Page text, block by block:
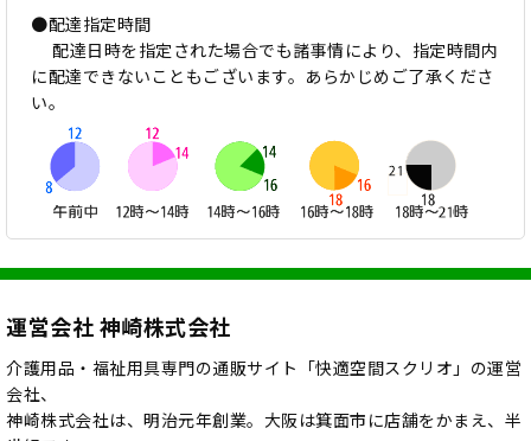
●配達指定時間
配達日時を指定された場合でも諸事情により、指定時間内
に配達できないこともございます。あらかじめご了承くださ
い。
運営会社 神崎株式会社
介護用品・福祉用具専門の通販サイト「快適空間スクリオ」の運営
会社、
神崎株式会社は、明治元年創業。大阪は箕面市に店舗をかまえ、半